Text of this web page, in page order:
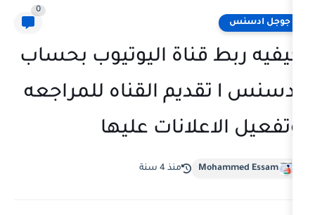
قناة اليوتيوب بحساب
ادسنس l تقديم القناه للمراجعه
عليها
منذ 4 سنة